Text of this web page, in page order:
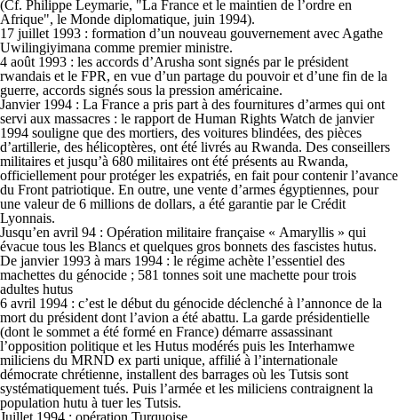
(Cf. Philippe Leymarie, "La France et le maintien de l’ordre en
Afrique", le Monde diplomatique, juin 1994).
17 juillet 1993 : formation d’un nouveau gouvernement avec Agathe
Uwilingiyimana comme premier ministre.
4 août 1993 : les accords d’Arusha sont signés par le président
rwandais et le FPR, en vue d’un partage du pouvoir et d’une fin de la
guerre, accords signés sous la pression américaine.
Janvier 1994 : La France a pris part à des fournitures d’armes qui ont
servi aux massacres : le rapport de Human Rights Watch de janvier
1994 souligne que des mortiers, des voitures blindées, des pièces
d’artillerie, des hélicoptères, ont été livrés au Rwanda. Des conseillers
militaires et jusqu’à 680 militaires ont été présents au Rwanda,
officiellement pour protéger les expatriés, en fait pour contenir l’avance
du Front patriotique. En outre, une vente d’armes égyptiennes, pour
une valeur de 6 millions de dollars, a été garantie par le Crédit
Lyonnais.
Jusqu’en avril 94 : Opération militaire française « Amaryllis » qui
évacue tous les Blancs et quelques gros bonnets des fascistes hutus.
De janvier 1993 à mars 1994 : le régime achète l’essentiel des
machettes du génocide ; 581 tonnes soit une machette pour trois
adultes hutus
6 avril 1994 : c’est le début du génocide déclenché à l’annonce de la
mort du président dont l’avion a été abattu. La garde présidentielle
(dont le sommet a été formé en France) démarre assassinant
l’opposition politique et les Hutus modérés puis les Interhamwe
miliciens du MRND ex parti unique, affilié à l’internationale
démocrate chrétienne, installent des barrages où les Tutsis sont
systématiquement tués. Puis l’armée et les miliciens contraignent la
population hutu à tuer les Tutsis.
Juillet 1994 : opération Turquoise